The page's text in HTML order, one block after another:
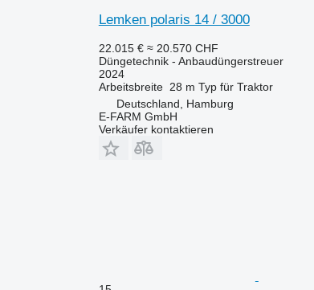
Lemken polaris 14 / 3000
22.015 € ≈ 20.570 CHF
Düngetechnik - Anbaudüngerstreuer
2024
Arbeitsbreite 28 m Typ für Traktor
Deutschland, Hamburg
E-FARM GmbH
Verkäufer kontaktieren